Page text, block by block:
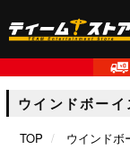
ウインドボーイ
TOP ウインドボ